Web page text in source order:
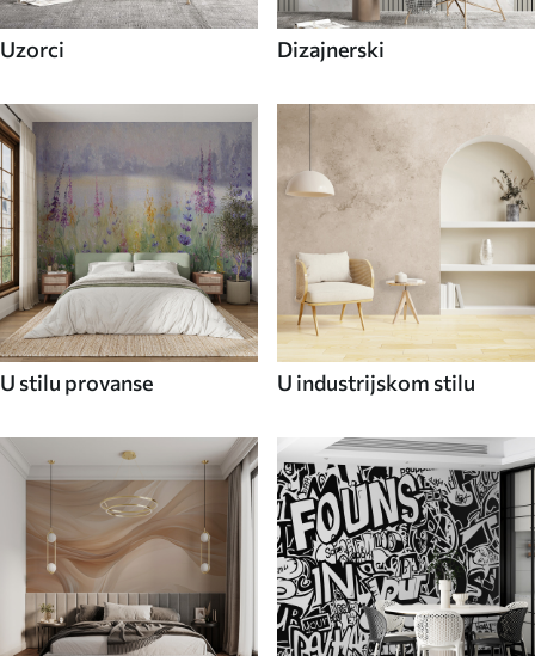
Uzorci Dizajnerski
U stilu provanse U industrijskom stilu